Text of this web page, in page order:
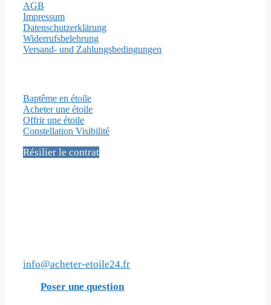
AGB
Impressum
Datenschutzerklärung
Widerrufsbelehrung
Versand- und Zahlungsbedingungen
Baptême en étoile
Acheter une étoile
Offrir une étoile
Constellation Visibilité
Résilier le contrat
info@acheter-etoile24.fr
Poser une question